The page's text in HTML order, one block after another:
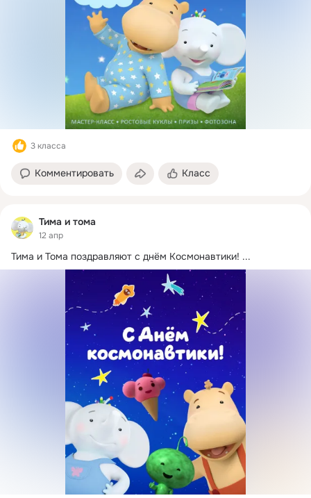
3 класса
Комментировать Класс
Тима и тома
12 апр
Тима и Тома поздравляют с днём Космонавтики! ...